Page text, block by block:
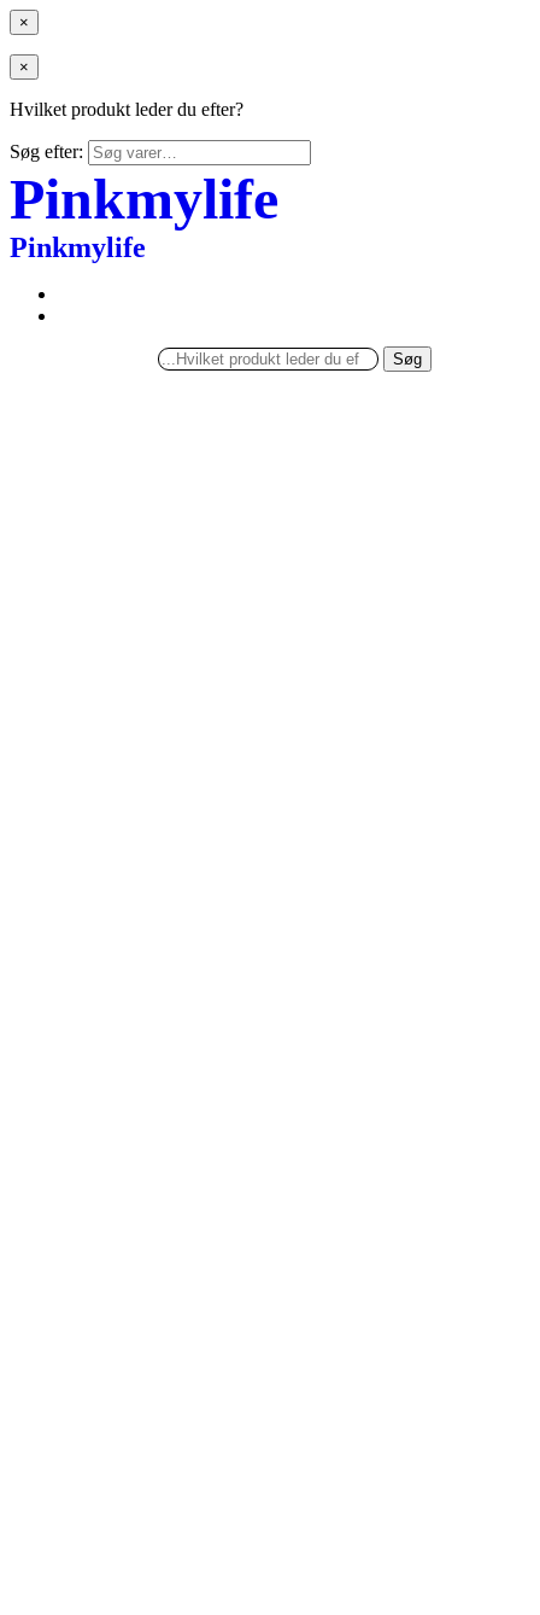
×
×
Hvilket produkt leder du efter?
Søg efter:
Pinkmylife
Pinkmylife
Søg